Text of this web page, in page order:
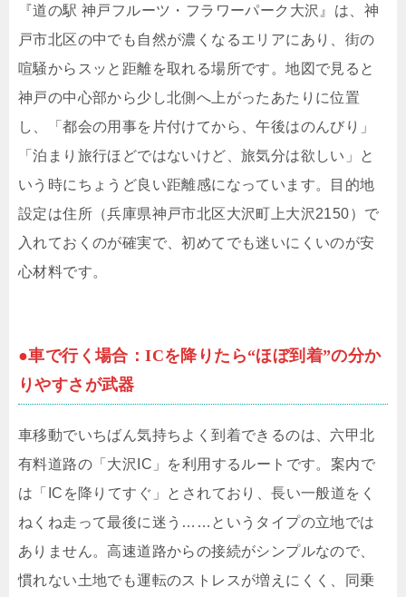
『道の駅 神戸フルーツ・フラワーパーク大沢』は、神
戸市北区の中でも自然が濃くなるエリアにあり、街の
喧騒からスッと距離を取れる場所です。地図で見ると
神戸の中心部から少し北側へ上がったあたりに位置
し、「都会の用事を片付けてから、午後はのんびり」
「泊まり旅行ほどではないけど、旅気分は欲しい」と
いう時にちょうど良い距離感になっています。目的地
設定は住所（兵庫県神戸市北区大沢町上大沢2150）で
入れておくのが確実で、初めてでも迷いにくいのが安
心材料です。
●車で行く場合：ICを降りたら“ほぼ到着”の分か
りやすさが武器
車移動でいちばん気持ちよく到着できるのは、六甲北
有料道路の「大沢IC」を利用するルートです。案内で
は「ICを降りてすぐ」とされており、長い一般道をく
ねくね走って最後に迷う……というタイプの立地では
ありません。高速道路からの接続がシンプルなので、
慣れない土地でも運転のストレスが増えにくく、同乗